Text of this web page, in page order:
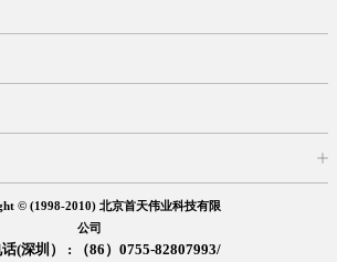
© (1998-2010) 北京首天伟业科技有限
公司
(深圳） : （86）0755-82807993/